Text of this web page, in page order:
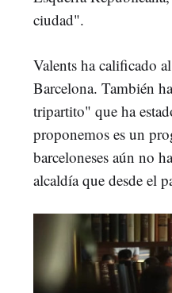
ciudad".
Valents ha calificado
Barcelona. También
tripartito" que ha
proponemos es un
barceloneses aún no
alcaldía que desde el